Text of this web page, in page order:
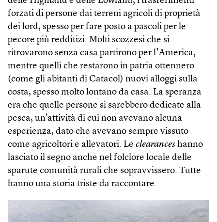
forzati di persone dai terreni agricoli di proprietà
dei lord, spesso per fare posto a pascoli per le
pecore più redditizi. Molti scozzesi che si
ritrovarono senza casa partirono per l’America,
mentre quelli che restarono in patria ottennero
(come gli abitanti di Catacol) nuovi alloggi sulla
costa, spesso molto lontano da casa. La speranza
era che quelle persone si sarebbero dedicate alla
pesca, un’attività di cui non avevano alcuna
esperienza, dato che avevano sempre vissuto
come agricoltori e allevatori. Le clearances hanno
lasciato il segno anche nel folclore locale delle
sparute comunità rurali che sopravvissero. Tutte
hanno una storia triste da raccontare.